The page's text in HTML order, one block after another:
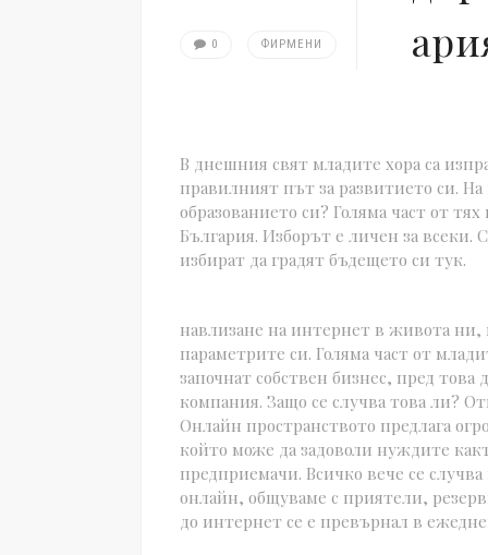
0 ФИРМЕНИ
В днешния свят младите хора са
правилният път за развитието си.
образованието си? Голяма част от
България. Изборът е личен за всеки.
избират да градят бъдещето си тук.
навлизане на интернет в живота
параметрите си. Голяма част от
започнат собствен бизнес, пред
компания. Защо се случва това ли?
Онлайн пространството предлага
който може да задоволи нуждите
предприемачи. Всичко вече се
онлайн, общуваме с приятели,
до интернет се е превърнал в